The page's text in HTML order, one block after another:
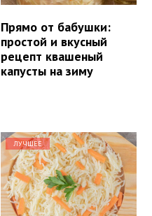
Прямо от бабушки:
простой и вкусный
рецепт квашеный
капусты на зиму
ЛУЧШЕЕ